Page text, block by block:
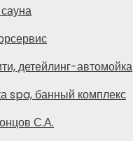
детейлинг-автомойка
spa, банный комплекс
С.А.